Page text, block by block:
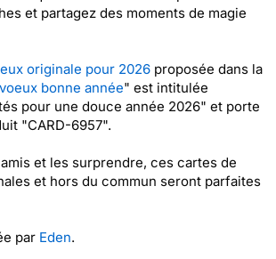
et partagez des moments de magie
originale pour 2026 proposée dans la
bonne année" est intitulée
pour une douce année 2026" et porte
"CARD-6957".
et les surprendre, ces cartes de
et hors du commun seront parfaites
par Eden.